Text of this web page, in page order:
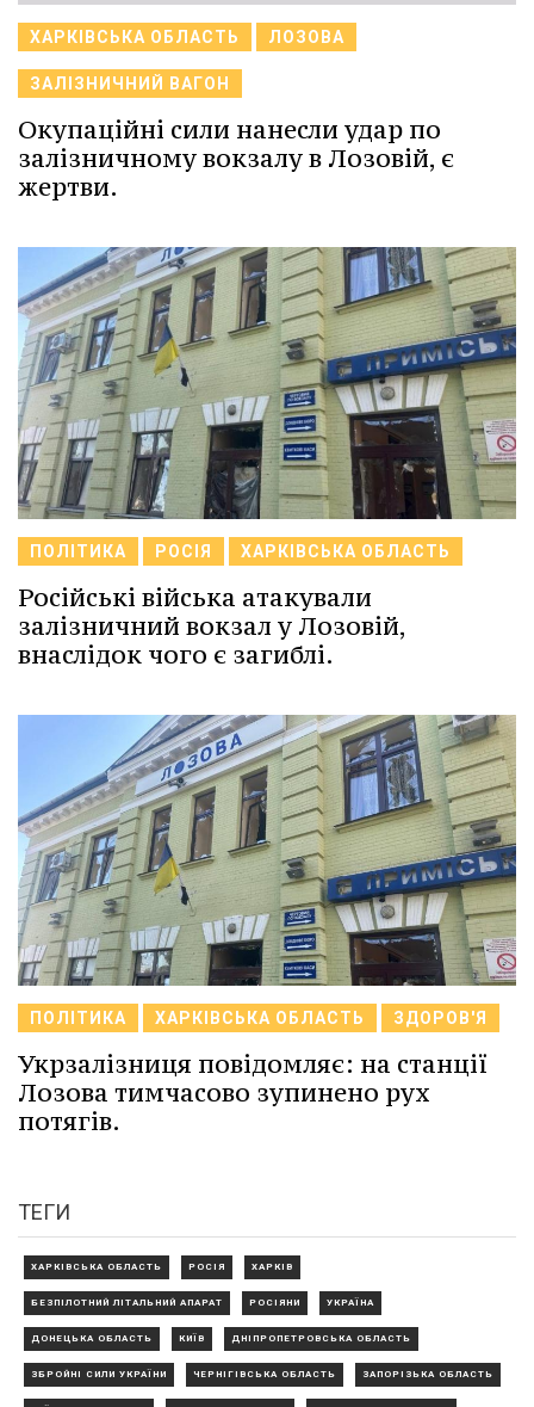
ХАРКІВСЬКА ОБЛАСТЬ ЛОЗОВА
ЗАЛІЗНИЧНИЙ ВАГОН
Окупаційні сили нанесли удар по
залізничному вокзалу в Лозовій, є
жертви.
ПОЛІТИКА РОСІЯ ХАРКІВСЬКА ОБЛАСТЬ
Російські війська атакували
залізничний вокзал у Лозовій,
внаслідок чого є загиблі.
ПОЛІТИКА ХАРКІВСЬКА ОБЛАСТЬ ЗДОРОВ'Я
Укрзалізниця повідомляє: на станції
Лозова тимчасово зупинено рух
потягів.
ТЕГИ
ХАРКІВСЬКА ОБЛАСТЬ РОСІЯ ХАРКІВ
БЕЗПІЛОТНИЙ ЛІТАЛЬНИЙ АПАРАТ РОСІЯНИ УКРАЇНА
ДОНЕЦЬКА ОБЛАСТЬ КИЇВ ДНІПРОПЕТРОВСЬКА ОБЛАСТЬ
ЗБРОЙНІ СИЛИ УКРАЇНИ ЧЕРНІГІВСЬКА ОБЛАСТЬ ЗАПОРІЗЬКА ОБЛАСТЬ